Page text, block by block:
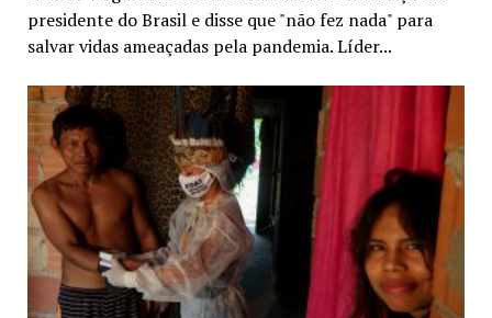
presidente do Brasil e disse que "não fez nada" para
salvar vidas ameaçadas pela pandemia. Líder...